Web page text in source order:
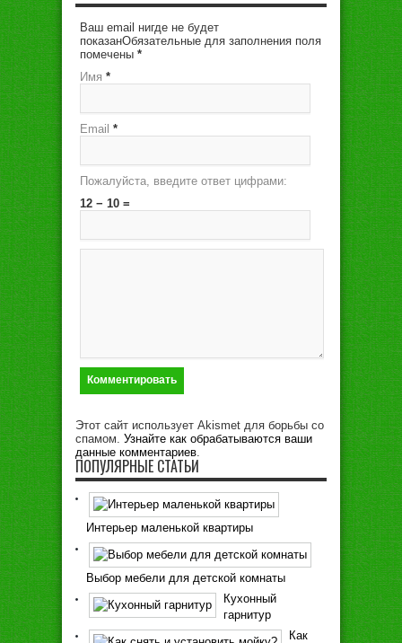
Ваш email нигде не будет
показанОбязательные для заполнения поля
помечены *
Имя *
Email *
Пожалуйста, введите ответ цифрами:
12 − 10 =
Этот сайт использует Akismet для борьбы со
спамом. Узнайте как обрабатываются ваши
данные комментариев
ПОПУЛЯРНЫЕ СТАТЬИ
Интерьер маленькой квартиры
Выбор мебели для детской комнаты
Кухонный
гарнитур
Как